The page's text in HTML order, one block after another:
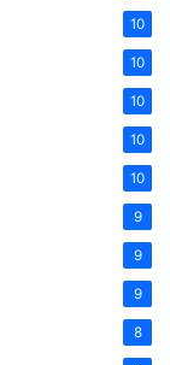
10
10
10
10
10
9
9
9
8